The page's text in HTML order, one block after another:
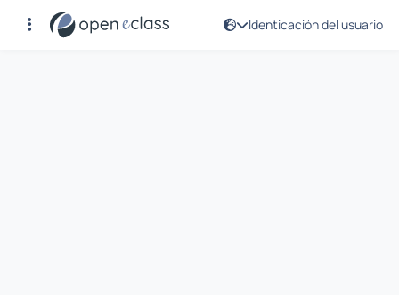
Identicación del usuario